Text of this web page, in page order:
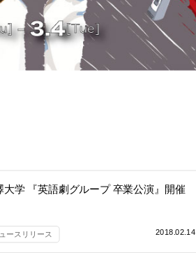
大学 『英語劇グループ 卒業公演』開催
ースリリース 2018.02.14